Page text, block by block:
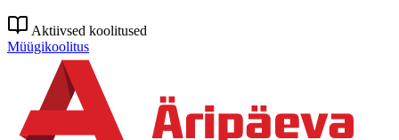
Aktiivsed koolitused
Müügikoolitus